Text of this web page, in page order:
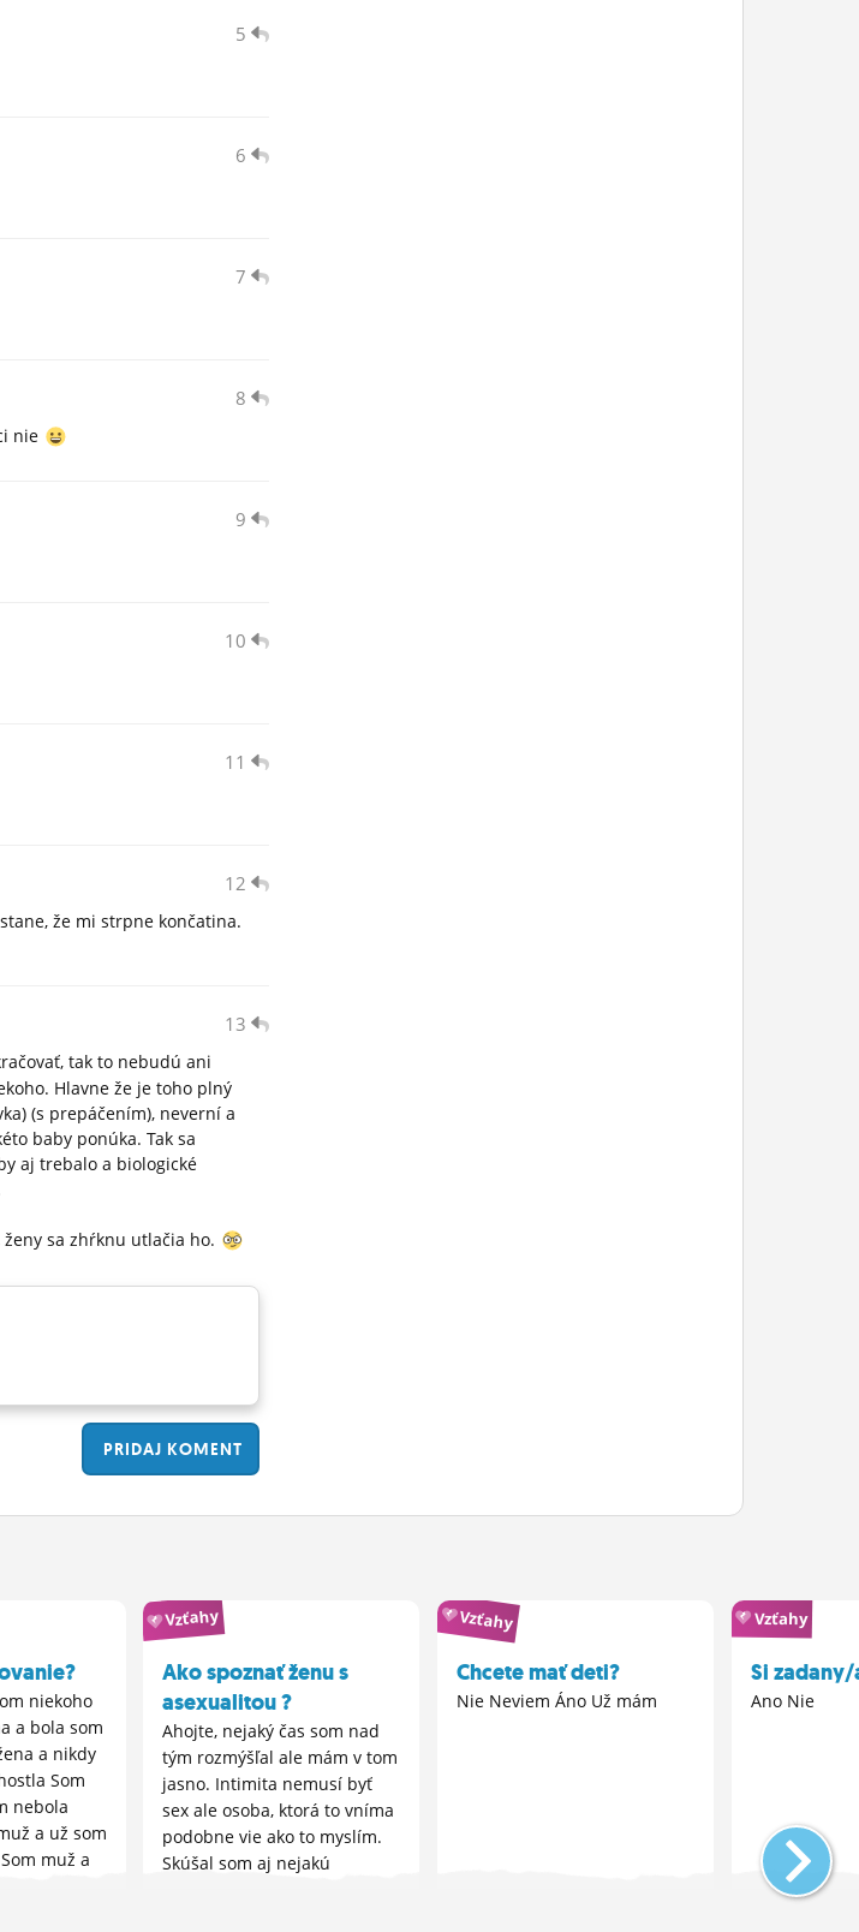
5
6
7
8
nie
9
10
11
12
že mi strpne končatina.
13
tak to nebudú ani
Hlavne že je toho plný
(s prepáčením), neverní a
baby ponúka. Tak sa
aj trebalo a biologické
sa zhŕknu utlačia ho.
PRIDAJ KOMENT
niekoho
a bola som
a nikdy
Som
nebola
a už som
muž a
Vzťahy
Ako spoznať ženu s
asexualitou ?
Ahojte, nejaký čas som nad
tým rozmýšľal ale mám v tom
jasno. Intimita nemusí byť
sex ale osoba, ktorá to vníma
podobne vie ako to myslím.
Skúšal som aj nejakú
Vzťahy
Chcete mať deti?
Nie Neviem Áno Už mám
Vzťahy
Si zadany/
Ano Nie